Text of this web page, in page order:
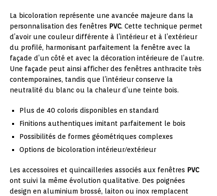
La bicoloration représente une avancée majeure dans la
personnalisation des fenêtres PVC. Cette technique permet
d’avoir une couleur différente à l’intérieur et à l’extérieur
du profilé, harmonisant parfaitement la fenêtre avec la
façade d’un côté et avec la décoration intérieure de l’autre.
Une façade peut ainsi afficher des fenêtres anthracite très
contemporaines, tandis que l’intérieur conserve la
neutralité du blanc ou la chaleur d’une teinte bois.
Plus de 40 coloris disponibles en standard
Finitions authentiques imitant parfaitement le bois
Possibilités de formes géométriques complexes
Options de bicoloration intérieur/extérieur
Les accessoires et quincailleries associés aux fenêtres PVC
ont suivi la même évolution qualitative. Des poignées
design en aluminium brossé, laiton ou inox remplacent